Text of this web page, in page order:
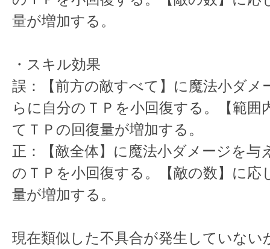
量が増加する。
・スキル効果
誤：【前方の敵すべて】に魔法小ダメ
らに自分のＴＰを小回復する。【範囲
てＴＰの回復量が増加する。
正：【敵全体】に魔法小ダメージを与
のＴＰを小回復する。【敵の数】に応
量が増加する。
現在類似した不具合が発生していない